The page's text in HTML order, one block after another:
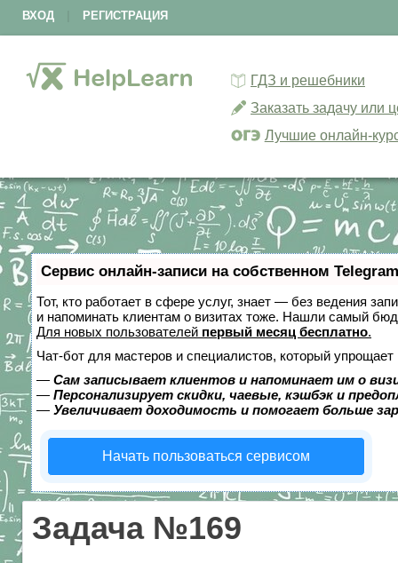
ВХОД РЕГИСТРАЦИЯ
ГДЗ и решебники
Заказать задачу или
Лучшие онлайн-
Сервис онлайн-записи на собственном
Тот, кто работает в сфере услуг, знает — без ведения
и напоминать клиентам о визитах тоже. Нашли самый
Для новых пользователей первый месяц бесплатно.
Чат-бот для мастеров и специалистов, который упрощает
— Сам записывает клиентов и напоминает им о
— Персонализирует скидки, чаевые, кэшбэк и
— Увеличивает доходимость и помогает больше
Начать пользоваться сервисом
Задача №169